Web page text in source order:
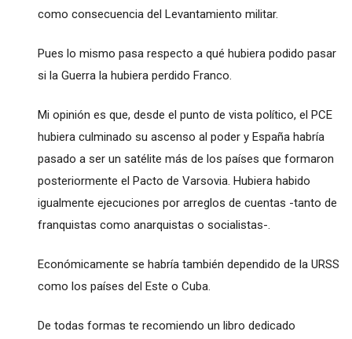
como consecuencia del Levantamiento militar.
Pues lo mismo pasa respecto a qué hubiera podido pasar
si la Guerra la hubiera perdido Franco.
Mi opinión es que, desde el punto de vista político, el PCE
hubiera culminado su ascenso al poder y España habría
pasado a ser un satélite más de los países que formaron
posteriormente el Pacto de Varsovia. Hubiera habido
igualmente ejecuciones por arreglos de cuentas -tanto de
franquistas como anarquistas o socialistas-.
Económicamente se habría también dependido de la URSS
como los países del Este o Cuba.
De todas formas te recomiendo un libro dedicado